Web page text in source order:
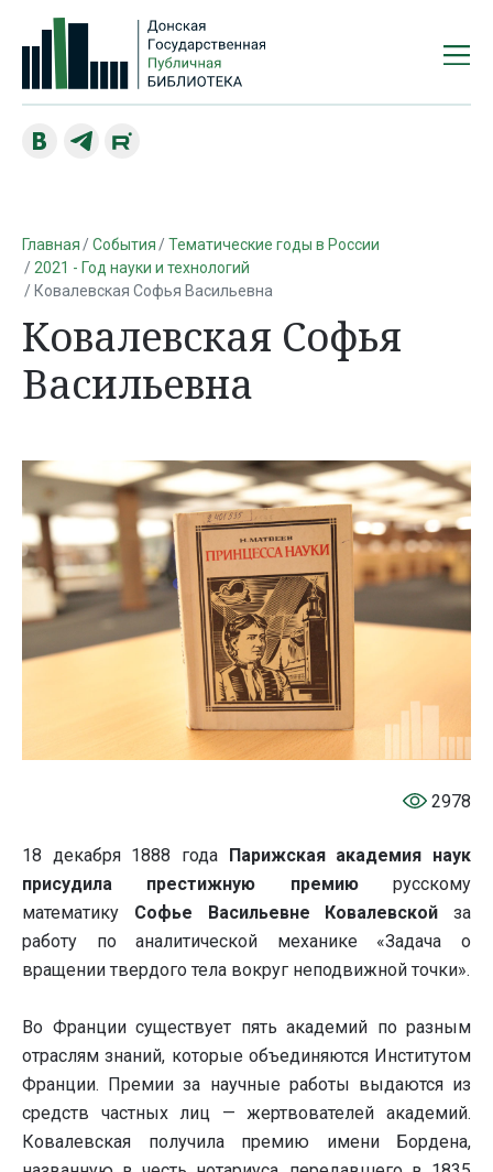
Главная События
Тематические годы в России
2021 - Год науки и технологий
Ковалевская Софья Васильевна
Ковалевская Софья
Васильевна
2978
18 декабря 1888 года
Парижская академия наук
присудила престижную премиюрусскому
математику Софье Васильевне Ковалевской за
работу по аналитической механике «Задача о
вращении твердого тела вокруг неподвижной точки».
Во Франции существует пять академий по разным
отраслям знаний, которые объединяются Институтом
Франции. Премии за научные работы выдаются из
средств частных лиц — жертвователей академий.
Ковалевская получила премию имени Бордена,